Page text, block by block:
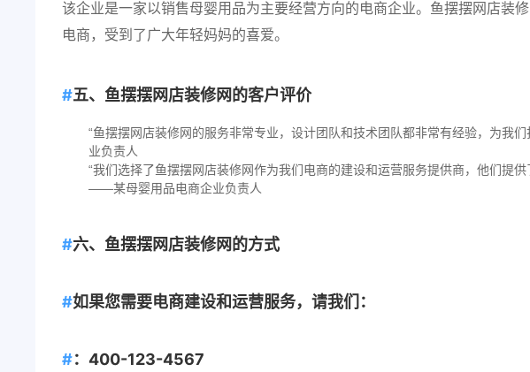
该企业是一家以销售母婴用品为主要经营方向的电商企业。鱼摆摆网店装
电商，受到了广大年轻妈妈的喜爱。
五、鱼摆摆网店装修网的客户评价
“鱼摆摆网店装修网的服务非常专业，设计团队和技术团队都非常有经验，为我
业负责人
“我们选择了鱼摆摆网店装修网作为我们电商的建设和运营服务提供商，他们提
——某母婴用品电商企业负责人
六、鱼摆摆网店装修网的方式
如果您需要电商建设和运营服务，请我们：
：400-123-4567